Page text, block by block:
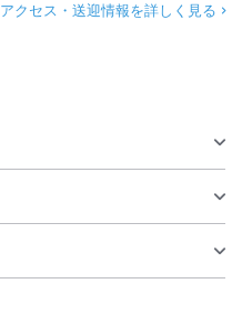
アクセス・送迎情報を詳しく見る